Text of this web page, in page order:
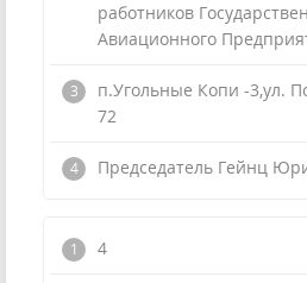
работников
Авиационного
п.Угольные Копи -3,ул.
72
Председатель Гейнц
4